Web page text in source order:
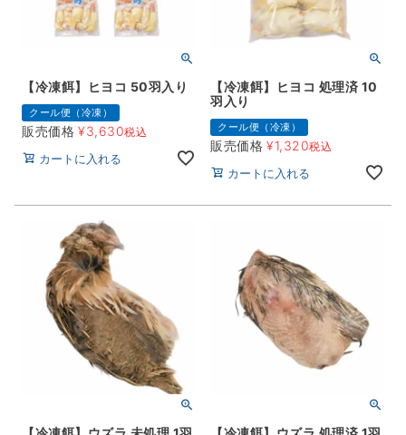
【冷凍餌】ヒヨコ 50羽入り
クール便（冷凍）
販売価格 ¥3,630税込
カートに入れる
【冷凍餌】ヒヨコ 処理済 10
羽入り
クール便（冷凍）
販売価格 ¥1,320税込
カートに入れる